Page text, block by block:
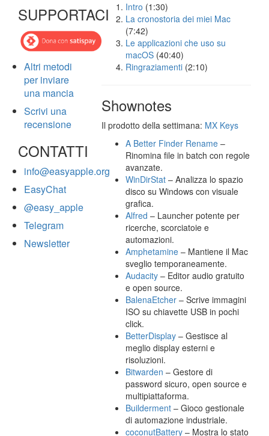
SUPPORTACI
Altri metodi
per inviare
una mancia
Scrivi una
recensione
CONTATTI
info@easyapple.org
EasyChat
@easy_apple
Telegram
Newsletter
Intro (1:30)
La cronostoria dei miei Mac
(7:42)
Le applicazioni che uso su
macOS (40:40)
Ringraziamenti (2:10)
Shownotes
Il prodotto della settimana: MX Keys
A Better Finder Rename –
Rinomina file in batch con regole
avanzate.
WinDirStat – Analizza lo spazio
disco su Windows con visuale
grafica.
Alfred – Launcher potente per
ricerche, scorciatoie e
automazioni.
Amphetamine – Mantiene il Mac
sveglio temporaneamente.
Audacity – Editor audio gratuito
e open source.
BalenaEtcher – Scrive immagini
ISO su chiavette USB in pochi
click.
BetterDisplay – Gestisce al
meglio display esterni e
risoluzioni.
Bitwarden – Gestore di
password sicuro, open source e
multipiattaforma.
Builderment – Gioco gestionale
di automazione industriale.
coconutBattery – Mostra lo stato